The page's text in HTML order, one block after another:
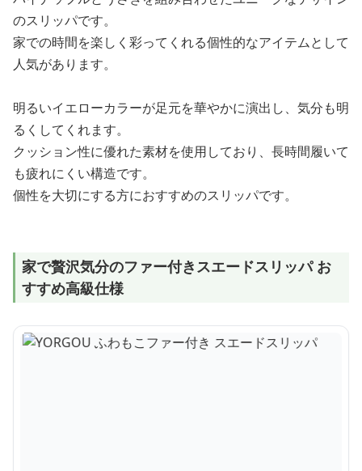
のスリッパです。
家での時間を楽しく彩ってくれる個性的なアイテムとして
人気があります。
明るいイエローカラーが足元を華やかに演出し、気分も明
るくしてくれます。
クッション性に優れた素材を使用しており、長時間履いて
も疲れにくい構造です。
個性を大切にする方におすすめのスリッパです。
家で贅沢気分のファー付きスエードスリッパ お
すすめ高級仕様